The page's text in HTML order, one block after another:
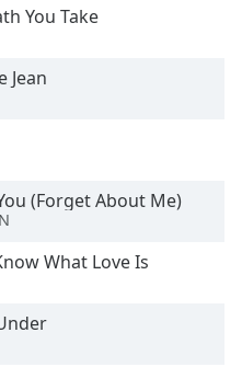
You Take
Jean
(Forget About Me)
What Love Is